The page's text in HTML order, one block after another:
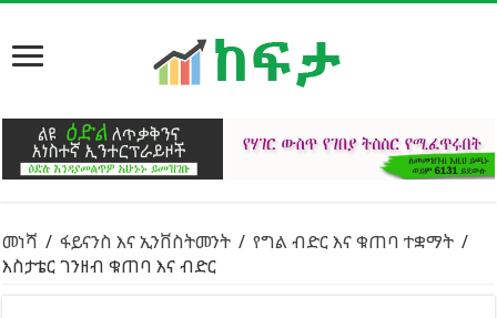
መነሻ / ፋይናንስ እና ኢንቨስትመንት / የግል ብድር እና ቁጠባ ተቋማት /
እስታቴር ገንዘብ ቁጠባ እና ብድር